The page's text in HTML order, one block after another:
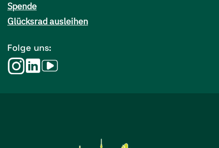
Spende
Glücksrad ausleihen
Folge uns: